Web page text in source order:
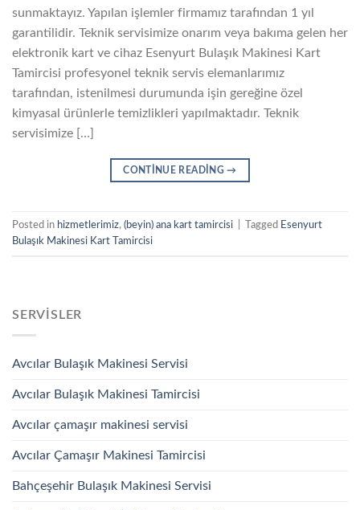
sunmaktayız. Yapılan işlemler firmamız tarafından 1 yıl
garantilidir. Teknik servisimize onarım veya bakıma gelen her
elektronik kart ve cihaz Esenyurt Bulaşık Makinesi Kart
Tamircisi profesyonel teknik servis elemanlarımız
tarafından, istenilmesi durumunda işin gereğine özel
kimyasal ürünlerle temizlikleri yapılmaktadır. Teknik
servisimize […]
CONTINUE READING→
Posted in hizmetlerimiz, (beyin) ana kart tamircisi Tagged Esenyurt
Bulaşık Makinesi Kart Tamircisi
SERVISLER
Avcılar Bulaşık Makinesi Servisi
Avcılar Bulaşık Makinesi Tamircisi
Avcılar çamaşır makinesi servisi
Avcılar Çamaşır Makinesi Tamircisi
Bahçeşehir Bulaşık Makinesi Servisi